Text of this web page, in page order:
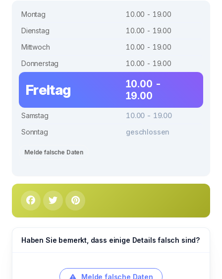
Montag
10.00 - 19.00
Dienstag
10.00 - 19.00
Mittwoch
10.00 - 19.00
Donnerstag
10.00 - 19.00
Freitag
10.00 -
19.00
Samstag
10.00 - 19.00
Sonntag
geschlossen
Melde falsche Daten
Haben Sie bemerkt, dass einige Details falsch sind?
Melde falsche Daten